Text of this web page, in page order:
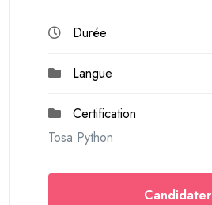
Durée
Langue
Certification
Tosa Python
Candidater